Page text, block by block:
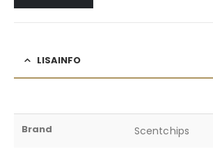
LISAINFO
Brand Scentchips